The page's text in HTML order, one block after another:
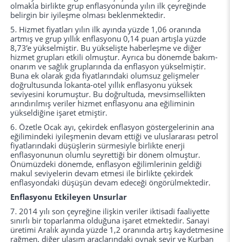
olmakla birlikte grup enflasyonunda yılın ilk çeyreğinde
belirgin bir iyileşme olması beklenmektedir.
5. Hizmet fiyatları yılın ilk ayında yüzde 1,06 oranında
artmış ve grup yıllık enflasyonu 0,14 puan artışla yüzde
8,73’e yükselmiştir. Bu yükselişte haberleşme ve diğer
hizmet grupları etkili olmuştur. Ayrıca bu dönemde bakım-
onarım ve sağlık gruplarında da enflasyon yükselmiştir.
Buna ek olarak gıda fiyatlarındaki olumsuz gelişmeler
doğrultusunda lokanta-otel yıllık enflasyonu yüksek
seviyesini korumuştur. Bu doğrultuda, mevsimsellikten
arındırılmış veriler hizmet enflasyonu ana eğiliminin
yükseldiğine işaret etmiştir.
6. Özetle Ocak ayı, çekirdek enflasyon göstergelerinin ana
eğilimindeki iyileşmenin devam ettiği ve uluslararası petrol
fiyatlarındaki düşüşlerin sürmesiyle birlikte enerji
enflasyonunun olumlu seyrettiği bir dönem olmuştur.
Önümüzdeki dönemde, enflasyon eğilimlerinin geldiği
makul seviyelerin devam etmesi ile birlikte çekirdek
enflasyondaki düşüşün devam edeceği öngörülmektedir.
Enflasyonu Etkileyen Unsurlar
7. 2014 yılı son çeyreğine ilişkin veriler iktisadi faaliyette
sınırlı bir toparlanma olduğuna işaret etmektedir. Sanayi
üretimi Aralık ayında yüzde 1,2 oranında artış kaydetmesine
rağmen, diğer ulaşım araçlarındaki oynak seyir ve Kurban